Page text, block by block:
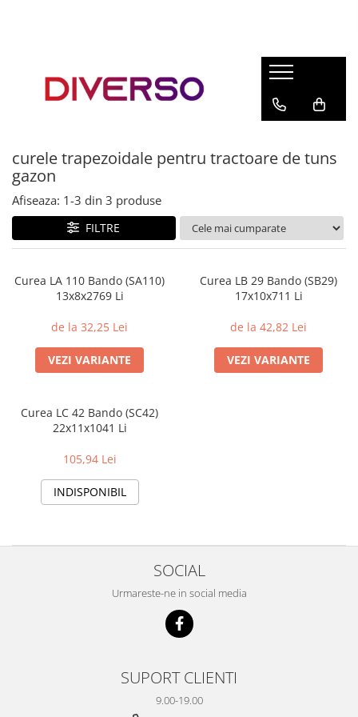
ASA
SILK
TPU
HIPS
MULTIMATERIAL
curele trapezoidale pentru tractoare de tuns
gazon
Afiseaza: 1-3 din 3 produse
FILTRE
Curea LA 110 Bando (SA110)
13x8x2769 Li
de la 32,25 Lei
VEZI VARIANTE
Curea LB 29 Bando (SB29)
17x10x711 Li
de la 42,82 Lei
VEZI VARIANTE
Curea LC 42 Bando (SC42)
22x11x1041 Li
105,94 Lei
INDISPONIBIL
SOCIAL
Urmareste-ne in social media
SUPORT CLIENTI
9.00-19.00